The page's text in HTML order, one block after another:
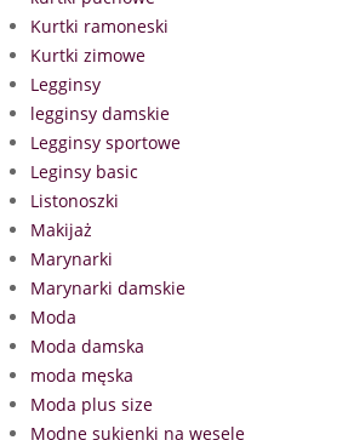
Kurtki ramoneski
Kurtki zimowe
Legginsy
legginsy damskie
Legginsy sportowe
Leginsy basic
Listonoszki
Makijaż
Marynarki
Marynarki damskie
Moda
Moda damska
moda męska
Moda plus size
Modne sukienki na wesele